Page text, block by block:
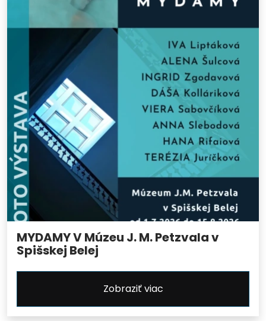
MYDAMY V Múzeu J. M. Petzvala v
Spišskej Belej
Zobraziť viac